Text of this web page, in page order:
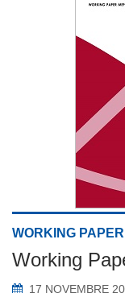
WORKING PAPER
Working
17 NOVEMBRE